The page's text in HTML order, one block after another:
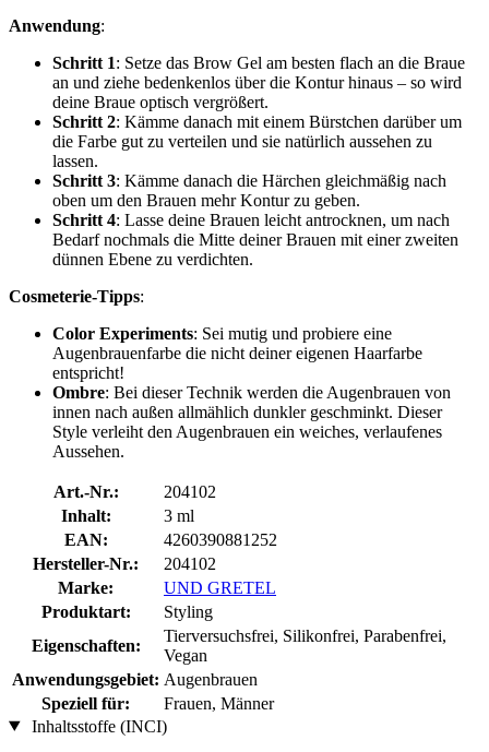
Anwendung:
Schritt 1: Setze das Brow Gel am besten flach an die Braue
an und ziehe bedenkenlos über die Kontur hinaus – so wird
deine Braue optisch vergrößert.
Schritt 2: Kämme danach mit einem Bürstchen darüber um
die Farbe gut zu verteilen und sie natürlich aussehen zu
lassen.
Schritt 3: Kämme danach die Härchen gleichmäßig nach
oben um den Brauen mehr Kontur zu geben.
Schritt 4: Lasse deine Brauen leicht antrocknen, um nach
Bedarf nochmals die Mitte deiner Brauen mit einer zweiten
dünnen Ebene zu verdichten.
Cosmeterie-Tipps:
Color Experiments: Sei mutig und probiere eine
Augenbrauenfarbe die nicht deiner eigenen Haarfarbe
entspricht!
Ombre: Bei dieser Technik werden die Augenbrauen von
innen nach außen allmählich dunkler geschminkt. Dieser
Style verleiht den Augenbrauen ein weiches, verlaufenes
Aussehen.
Art.-Nr.:
204102
Inhalt:
3 ml
EAN:
4260390881252
Hersteller-Nr.:
204102
Marke:
UND GRETEL
Produktart:
Styling
Eigenschaften:
Tierversuchsfrei, Silikonfrei, Parabenfrei,
Vegan
Anwendungsgebiet: Augenbrauen
Speziell für:
Frauen, Männer
Inhaltsstoffe (INCI)